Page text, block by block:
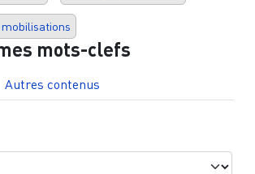
mots-clefs
Autres contenus